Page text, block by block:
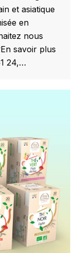
et asiatique
en
nous
savoir plus
24,…